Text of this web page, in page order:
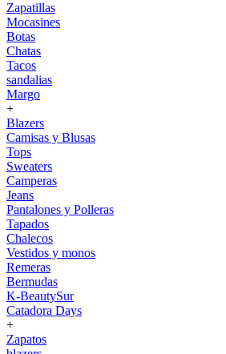
Zapatillas
Mocasines
Botas
Chatas
Tacos
sandalias
Margo
+
Blazers
Camisas y Blusas
Tops
Sweaters
Camperas
Jeans
Pantalones y Polleras
Tapados
Chalecos
Vestidos y monos
Remeras
Bermudas
K-BeautySur
Catadora Days
+
Zapatos